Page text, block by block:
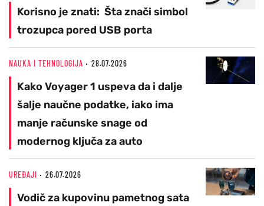
Korisno je znati: Šta znači simbol
trozupca pored USB porta
NAUKA I TEHNOLOGIJA 28.07.2026
Kako Voyager 1 uspeva da i dalje
šalje naučne podatke, iako ima
manje računske snage od
modernog ključa za auto
UREĐAJI 26.07.2026
Vodič za kupovinu pametnog sata